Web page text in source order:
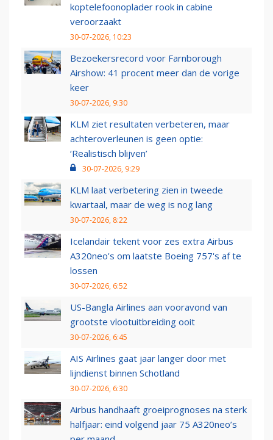
koptelefoonoplader rook in cabine
veroorzaakt
30-07-2026, 10:23
Bezoekersrecord voor Farnborough
Airshow: 41 procent meer dan de vorige
keer
30-07-2026, 9:30
KLM ziet resultaten verbeteren, maar
achteroverleunen is geen optie:
‘Realistisch blijven’
30-07-2026, 9:29
KLM laat verbetering zien in tweede
kwartaal, maar de weg is nog lang
30-07-2026, 8:22
Icelandair tekent voor zes extra Airbus
A320neo's om laatste Boeing 757's af te
lossen
30-07-2026, 6:52
US-Bangla Airlines aan vooravond van
grootste vlootuitbreiding ooit
30-07-2026, 6:45
AIS Airlines gaat jaar langer door met
lijndienst binnen Schotland
30-07-2026, 6:30
Airbus handhaaft groeiprognoses na sterk
halfjaar: eind volgend jaar 75 A320neo’s